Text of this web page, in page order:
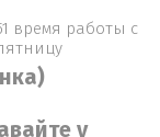
время работы с
у